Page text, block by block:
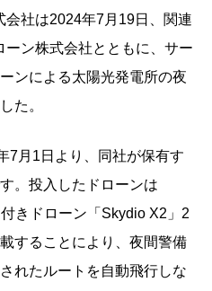
社は2024年7月19日、関連
ン株式会社とともに、サー
ンによる太陽光発電所の夜
た。
7月1日より、同社が保有す
。投入したドローンは
きドローン「Skydio X2」2
することにより、夜間警備
れたルートを自動飛行しな